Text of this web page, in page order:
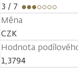
3 / 7
Měna
CZK
Hodnota
1,3794